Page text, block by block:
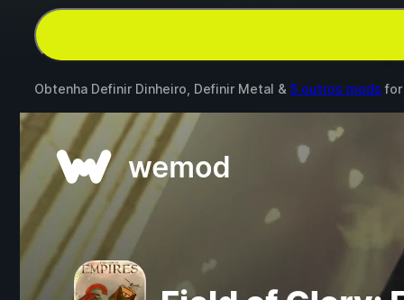
Obtenha Definir Dinheiro, Definir Metal & 5 outros mods